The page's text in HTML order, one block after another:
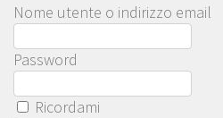
Nome utente o indirizzo email
Password
Ricordami